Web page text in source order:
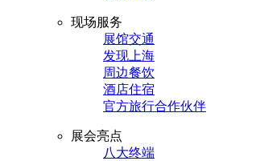
现场服务
展馆交通
发现上海
周边餐饮
酒店住宿
官方旅行合作伙伴
展会亮点
八大终端